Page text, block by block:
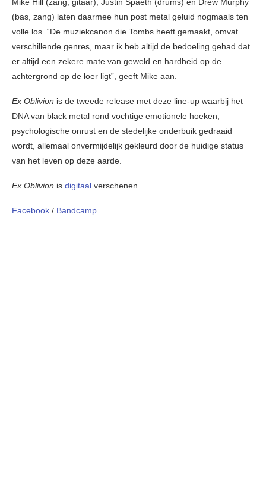
Mike Hill (zang, gitaar), Justin Spaeth (drums) en Drew Murphy
(bas, zang) laten daarmee hun post metal geluid nogmaals ten
volle los. “De muziekcanon die Tombs heeft gemaakt, omvat
verschillende genres, maar ik heb altijd de bedoeling gehad dat
er altijd een zekere mate van geweld en hardheid op de
achtergrond op de loer ligt”, geeft Mike aan.
Ex Oblivion is de tweede release met deze line-up waarbij het
DNA van black metal rond vochtige emotionele hoeken,
psychologische onrust en de stedelijke onderbuik gedraaid
wordt, allemaal onvermijdelijk gekleurd door de huidige status
van het leven op deze aarde.
Ex Oblivion is digitaal verschenen.
Facebook / Bandcamp